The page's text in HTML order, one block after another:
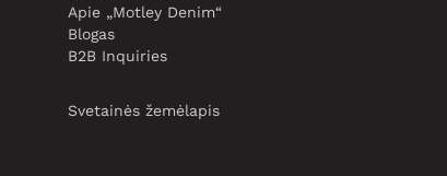
Apie „Motley Denim“
Blogas
B2B Inquiries
Svetainės žemėlapis